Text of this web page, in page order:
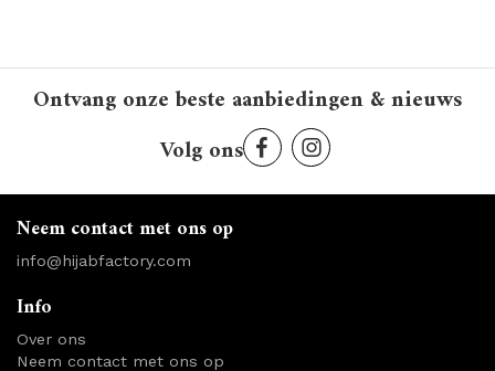
Ontvang onze beste aanbiedingen & nieuws
Volg ons
Neem contact met ons op
info@hijabfactory.com
Info
Over ons
Neem contact met ons op